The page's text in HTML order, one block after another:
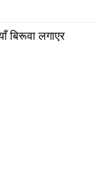
बिरूवा लगाएर